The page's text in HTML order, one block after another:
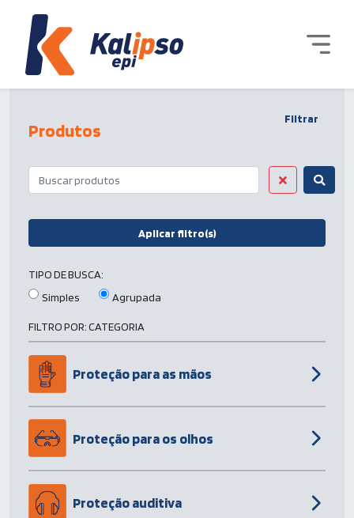
Filtrar
Produtos
Aplicar filtro(s)
TIPO DE BUSCA:
Simples
Agrupada
FILTRO POR:CATEGORIA
Proteção para as mãos
Proteção para os olhos
Proteção auditiva